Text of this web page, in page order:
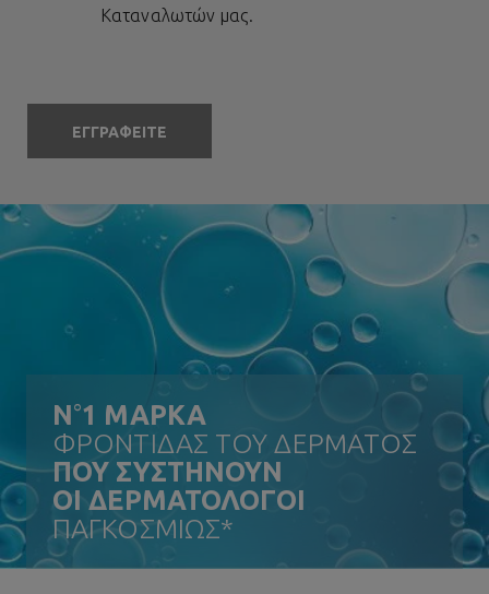
Καταναλωτών μας.
ΕΓΓΡΑΦΕΙΤΕ
N°1 ΜΑΡΚΑ
ΦΡΟΝΤΙΔΑΣ ΤΟΥ ΔΕΡΜΑΤΟΣ
ΠΟΥ ΣΥΣΤΗΝΟΥΝ
ΟΙ ΔΕΡΜΑΤΟΛΟΓΟΙ
ΠΑΓΚΟΣΜΙΩΣ*